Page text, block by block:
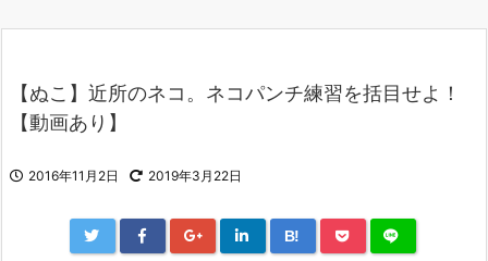
【ぬこ】近所のネコ。ネコパンチ練習を括目せよ！
【動画あり】
2016年11月2日 2019年3月22日
B!